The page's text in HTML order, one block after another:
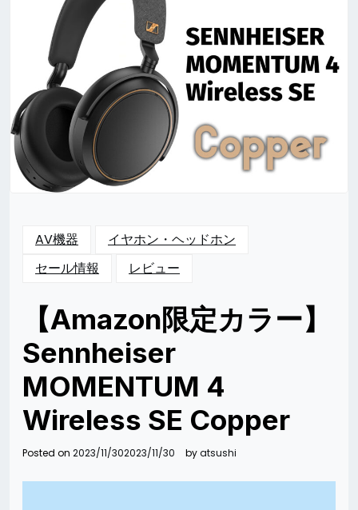
AV機器
イヤホン・ヘッドホン
セール情報
レビュー
【Amazon限定カラー】
Sennheiser
MOMENTUM 4
Wireless SE Copper
Posted on 2023/11/302023/11/30 byatsushi